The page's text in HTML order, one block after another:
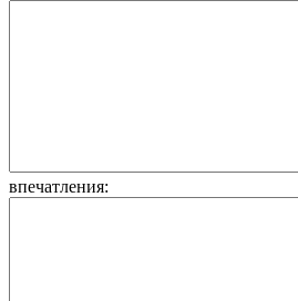
впечатления: